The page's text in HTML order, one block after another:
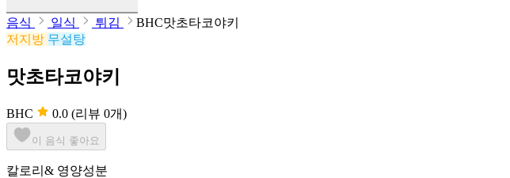
음식 일식 튀김
BHC맛초타코야키
저지방 무설탕
맛초타코야키
BHC 0.0 (리뷰 0개)
이 음식 좋아요
칼로리& 영양성분